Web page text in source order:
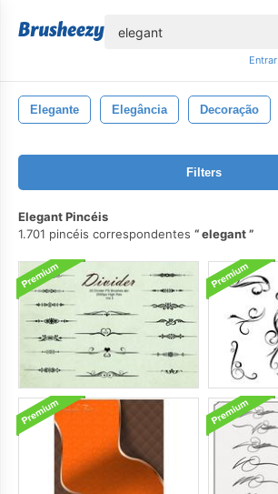
Entrar
Elegante Elegância Decoração
Filters
Elegant Pincéis
1.701 pincéis correspondentes
elegant